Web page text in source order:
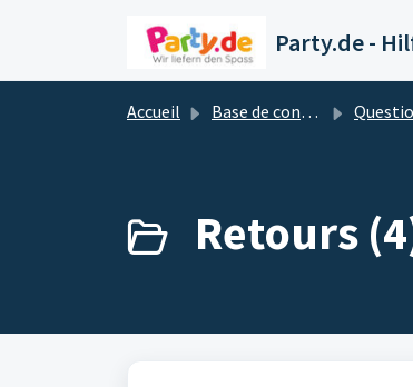
Party.de -
Accueil Base de connaissances Questions & réponses
Retours